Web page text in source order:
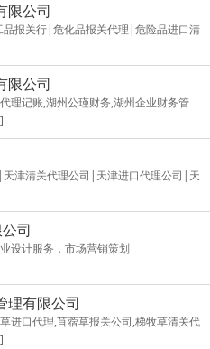
限公司
报关行|危化品报关代理|危险品进口清
限公司
理记账,湖州公瑾财务,湖州企业财务管
管,湖州新公司注册流程
津清关代理公司|天津进口代理公司|天
关代理公司
司
设计服务，市场营销策划
理有限公司
进口代理,苜蓿草报关公司,梯牧草清关代